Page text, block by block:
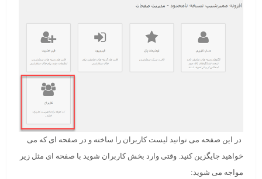
در این صفحه می توانید لیست کاربران را ساخته و در صفحه ای که می
خواهید جایگزین کنید. وقتی وارد بخش کاربران شوید با صفحه ای مثل زیر
مواجه می شوید: